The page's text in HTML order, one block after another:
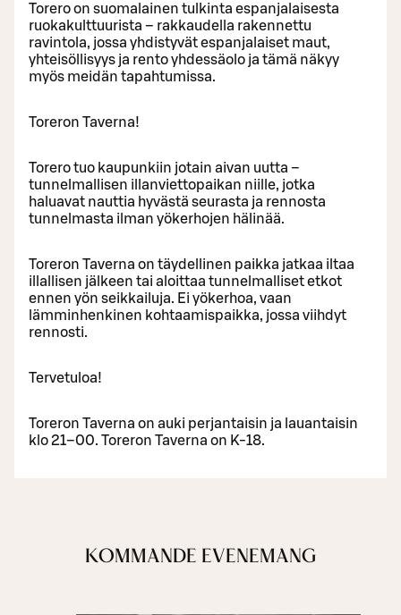
Torero on suomalainen tulkinta espanjalaisesta
ruokakulttuurista – rakkaudella rakennettu
ravintola, jossa yhdistyvät espanjalaiset maut,
yhteisöllisyys ja rento yhdessäolo ja tämä näkyy
myös meidän tapahtumissa.
Toreron Taverna!
Torero tuo kaupunkiin jotain aivan uutta –
tunnelmallisen illanviettopaikan niille, jotka
haluavat nauttia hyvästä seurasta ja rennosta
tunnelmasta ilman yökerhojen hälinää.
Toreron Taverna on täydellinen paikka jatkaa iltaa
illallisen jälkeen tai aloittaa tunnelmalliset etkot
ennen yön seikkailuja. Ei yökerhoa, vaan
lämminhenkinen kohtaamispaikka, jossa viihdyt
rennosti.
Tervetuloa!
Toreron Taverna on auki perjantaisin ja lauantaisin
klo 21–00. Toreron Taverna on K-18.
KOMMANDE EVENEMANG